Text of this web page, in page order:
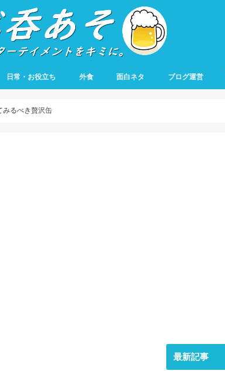
日常・お役立ち 外食 面白ネタ ブログ運営
みるべき贅沢缶
最新記事